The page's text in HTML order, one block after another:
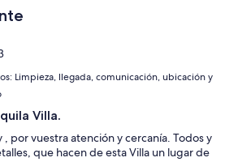
Limpieza, llegada, comunicación, ubicación y
Villa.
, por vuestra atención y cercanía. Todos y
que hacen de esta Villa un lugar de